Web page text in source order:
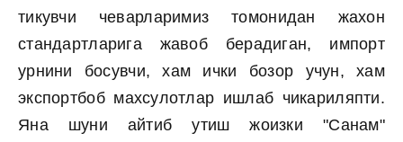
тикувчи чеварларимиз томонидан жахон
стандартларига жавоб берадиган, импорт
урнини босувчи, хам ички бозор учун, хам
экспортбоб махсулотлар ишлаб чикариляпти.
Яна шуни айтиб утиш жоизки "Санам"